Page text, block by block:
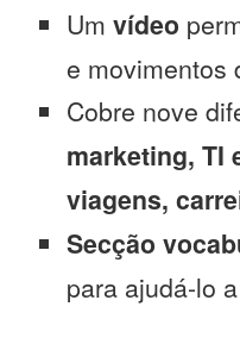
Um vídeo
e movimentos
Cobre nove
marketing, TI
viagens,
Secção
para ajudá-lo